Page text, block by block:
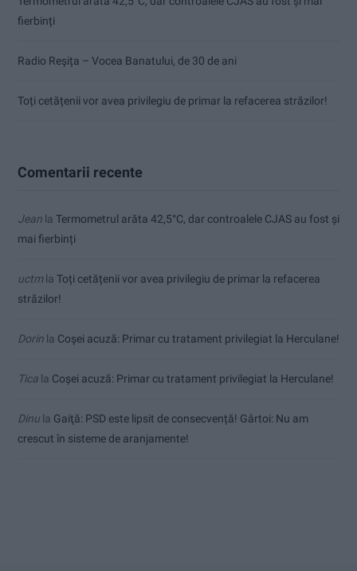
fierbinți
Radio Reșița – Vocea Banatului, de 30 de ani
Toți cetățenii vor avea privilegiu de primar la refacerea străzilor!
Comentarii recente
Jean la Termometrul arăta 42,5°C, dar controalele CJAS au fost și
mai fierbinți
uctmla Toți cetățenii vor avea privilegiu de primar la refacerea
străzilor!
Dorin la Coșei acuză: Primar cu tratament privilegiat la Herculane!
Tica la Coșei acuză: Primar cu tratament privilegiat la Herculane!
Dinu la Gaiţă: PSD este lipsit de consecvență! Gârtoi: Nu am
crescut în sisteme de aranjamente!